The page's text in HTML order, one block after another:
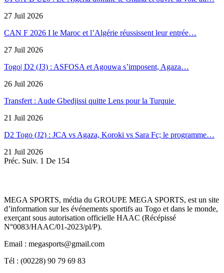
27 Juil 2026
CAN F 2026 I le Maroc et l’Algérie réussissent leur entrée…
27 Juil 2026
Togo| D2 (J3) : ASFOSA et Agouwa s’imposent, Agaza…
26 Juil 2026
Transfert : Aude Gbedjissi quitte Lens pour la Turquie
21 Juil 2026
D2 Togo (J2) : JCA vs Agaza, Koroki vs Sara Fc; le programme…
21 Juil 2026
Préc. Suiv. 1 De 154
MEGA SPORTS, média du GROUPE MEGA SPORTS, est un site
d’information sur les événements sportifs au Togo et dans le monde,
exerçant sous autorisation officielle HAAC (Récépissé
N°0083/HAAC/01-2023/pl/P).
Email : megasports@gmail.com
Tél : (00228) 90 79 69 83